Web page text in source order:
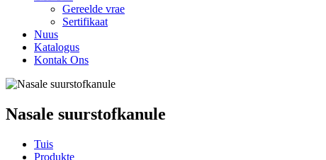
Gereelde vrae
Sertifikaat
Nuus
Katalogus
Kontak Ons
Nasale suurstofkanule
Tuis
Produkte